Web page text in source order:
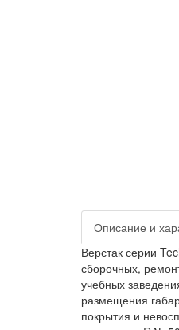
Описание и
Верстак серии
сборочных,
учебных
размещения
покрытия и